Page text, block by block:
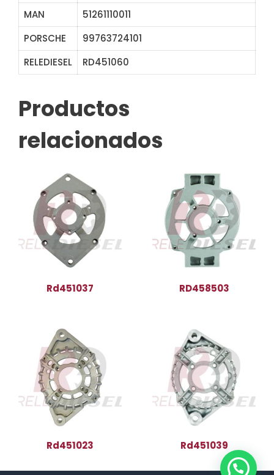
MAN
51261110011
PORSCHE
99763724101
RELEDIESEL
RD451060
Productos
relacionados
Rd451037 RD458503
Rd451023 Rd451039